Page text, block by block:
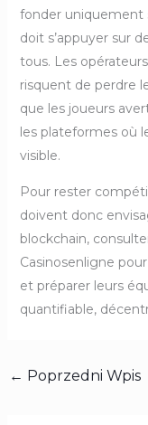
fonder uniquement
doit s’appuyer sur
tous. Les
risquent de perdre
que les joueurs
les plateformes où
visible.
Pour rester
doivent donc
blockchain,
Casinosenligne
et préparer leurs
quantifiable,
← Poprzedni Wpis